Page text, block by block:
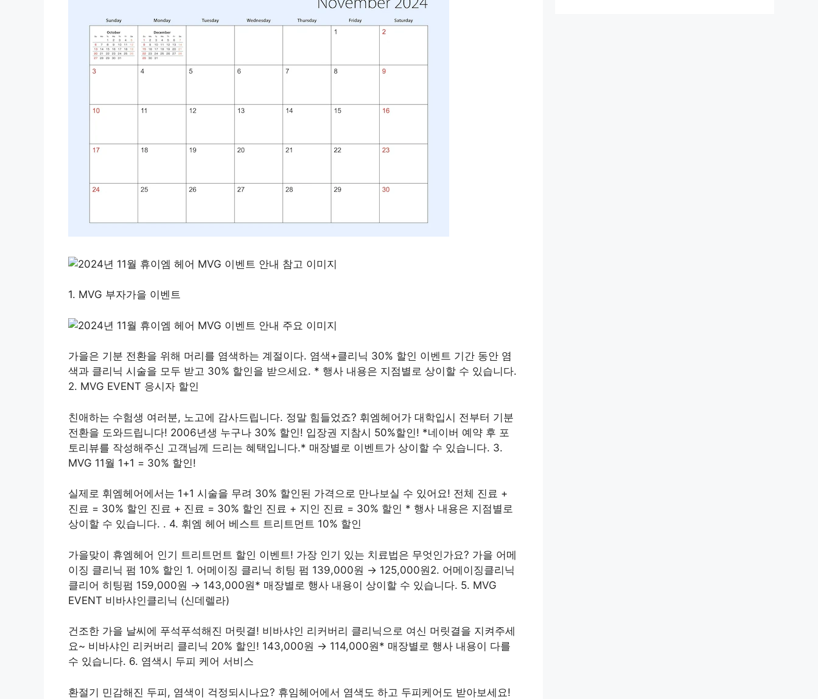
1. MVG 부자가을 이벤트
가을은 기분 전환을 위해 머리를 염색하는 계절이다. 염색+클리닉 30% 할인 이벤트 기간 동안 염
색과 클리닉 시술을 모두 받고 30% 할인을 받으세요. * 행사 내용은 지점별로 상이할 수 있습니다.
2. MVG EVENT 응시자 할인
친애하는 수험생 여러분, 노고에 감사드립니다. 정말 힘들었죠? 휘엠헤어가 대학입시 전부터 기분
전환을 도와드립니다! 2006년생 누구나 30% 할인! 입장권 지참시 50%할인! *네이버 예약 후 포
토리뷰를 작성해주신 고객님께 드리는 혜택입니다.* 매장별로 이벤트가 상이할 수 있습니다. 3.
MVG 11월 1+1 = 30% 할인!
실제로 휘엠헤어에서는 1+1 시술을 무려 30% 할인된 가격으로 만나보실 수 있어요! 전체 진료 +
진료 = 30% 할인 진료 + 진료 = 30% 할인 진료 + 지인 진료 = 30% 할인 * 행사 내용은 지점별로
상이할 수 있습니다. . 4. 휘엠 헤어 베스트 트리트먼트 10% 할인
가을맞이 휴엠헤어 인기 트리트먼트 할인 이벤트! 가장 인기 있는 치료법은 무엇인가요? 가을 어메
이징 클리닉 펌 10% 할인 1. 어메이징 클리닉 히팅 펌 139,000원 ​​→ 125,000원2. 어메이징클리닉
클리어 히팅펌 159,000원 ​​→ 143,000원* 매장별로 행사 내용이 상이할 수 있습니다. 5. MVG
EVENT 비바샤인클리닉 (신데렐라)
건조한 가을 날씨에 푸석푸석해진 머릿결! 비바샤인 리커버리 클리닉으로 여신 머릿결을 지켜주세
요~ 비바샤인 리커버리 클리닉 20% 할인! 143,000원 ​​→ 114,000원* 매장별로 행사 내용이 다를
수 있습니다. 6. 염색시 두피 케어 서비스
환절기 민감해진 두피, 염색이 걱정되시나요? 휴임헤어에서 염색도 하고 두피케어도 받아보세요!